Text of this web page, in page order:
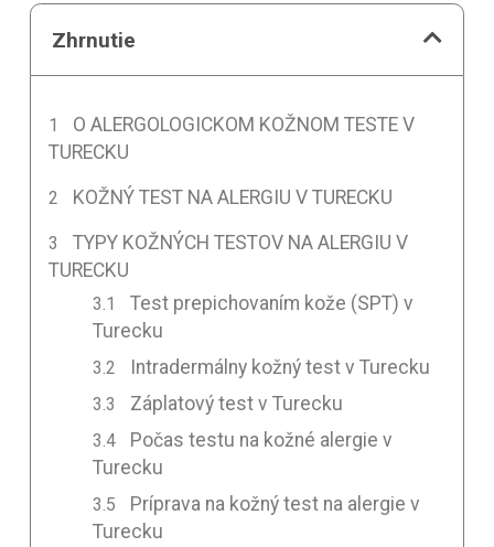
Zhrnutie
O ALERGOLOGICKOM KOŽNOM TESTE V
TURECKU
KOŽNÝ TEST NA ALERGIU V TURECKU
TYPY KOŽNÝCH TESTOV NA ALERGIU V
TURECKU
Test prepichovaním kože (SPT) v
Turecku
Intradermálny kožný test v Turecku
Záplatový test v Turecku
Počas testu na kožné alergie v
Turecku
Príprava na kožný test na alergie v
Turecku